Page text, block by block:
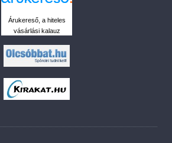
Árukereső, a hiteles
vásárlási kalauz